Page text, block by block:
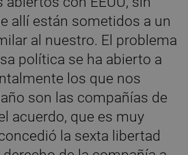
allí están sometidos a un
al nuestro. El problema
política se ha abierto a
los que nos
son las compañías de
acuerdo, que es muy
la sexta libertad